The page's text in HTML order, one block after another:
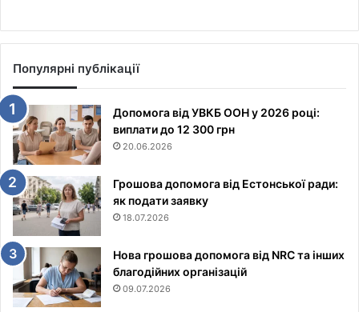
Популярні публікації
Допомога від УВКБ ООН у 2026 році:
виплати до 12 300 грн
20.06.2026
Грошова допомога від Естонської ради:
як подати заявку
18.07.2026
Нова грошова допомога від NRC та інших
благодійних організацій
09.07.2026